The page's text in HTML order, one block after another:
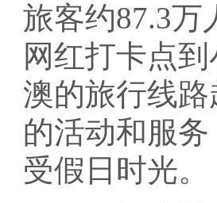
旅客约87.3万
网红打卡点
澳的旅行线
的活动和服
受假日时光。